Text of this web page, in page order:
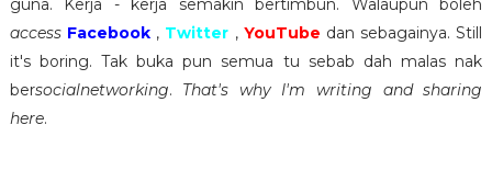
guna. Kerja - kerja semakin bertimbun. Walaupun boleh
access Facebook , Twitter , YouTube dan sebagainya. Still
it's boring. Tak buka pun semua tu sebab dah malas nak
bersocialnetworking. That's why I'm writing and sharing
here.